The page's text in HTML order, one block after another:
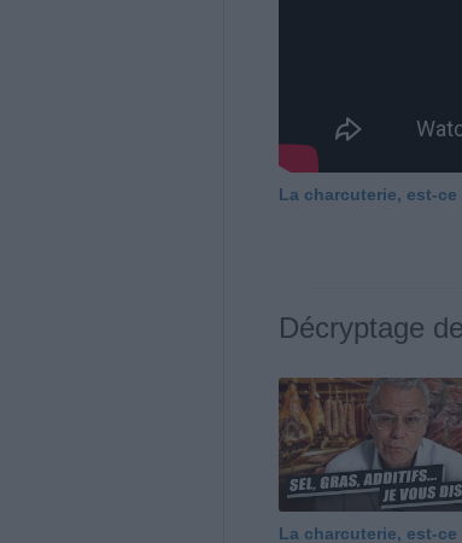
La charcuterie, est-
Décryptage
La charcuterie, est-ce